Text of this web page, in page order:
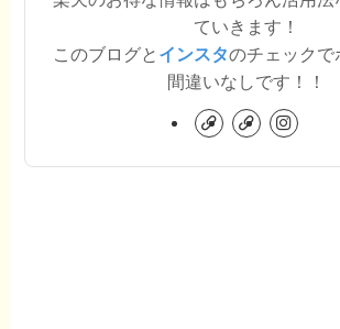
ていきます！
このブログと インスタのチェックで
間違いなしです！！